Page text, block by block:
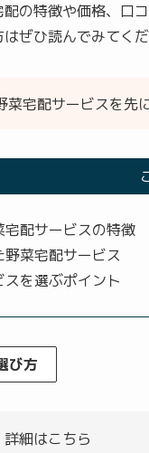
の特徴や価格、口
ぜひ読んでみてくだ
菜宅配サービスを先
宅配サービスの特徴
菜宅配サービス
スを選ぶポイント
び方
細はこちら